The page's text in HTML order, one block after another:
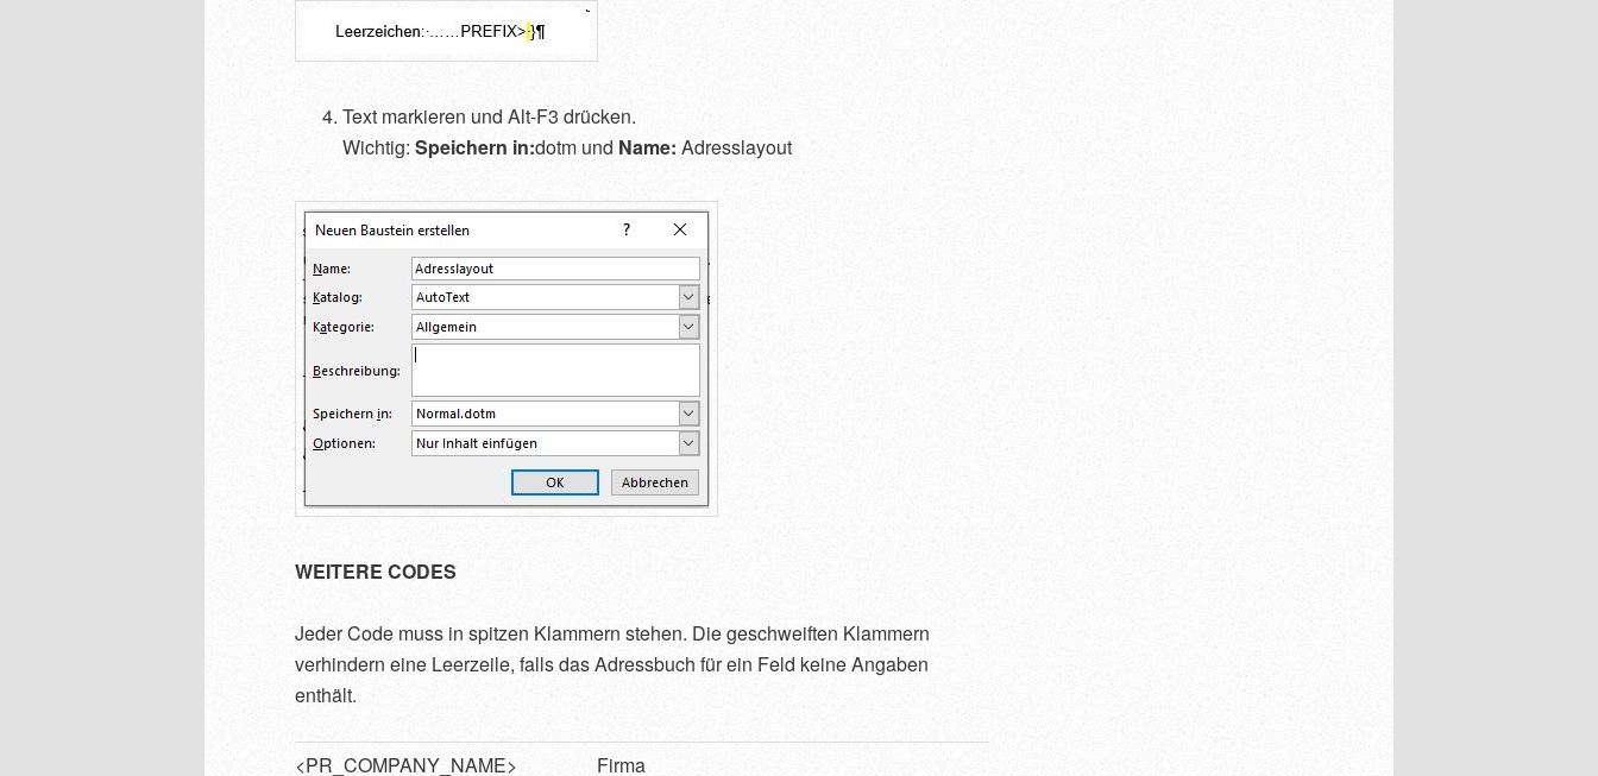
Text markieren und Alt-F3 drücken.
Wichtig: Speichern in:dotm und Name: Adresslayout
WEITERE CODES
Jeder Code muss in spitzen Klammern stehen. Die geschweiften Klammern
verhindern eine Leerzeile, falls das Adressbuch für ein Feld keine Angaben
enthält.
<PR_COMPANY_NAME>
Firma